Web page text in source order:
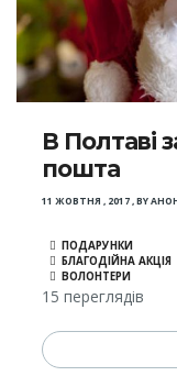
В Полтаві
пошта
11 ЖОВТНЯ , 2017,BY
ПОДАРУНКИ
БЛАГОДІЙНА АКЦІЯ
ВОЛОНТЕРИ
15 переглядів